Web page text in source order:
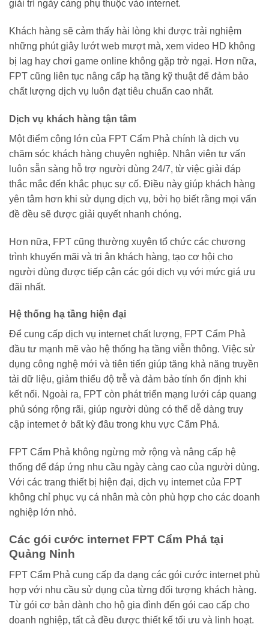
giải trí ngày càng phụ thuộc vào internet.
Khách hàng sẽ cảm thấy hài lòng khi được trải nghiệm
những phút giây lướt web mượt mà, xem video HD không
bị lag hay chơi game online không gặp trở ngại. Hơn nữa,
FPT cũng liên tục nâng cấp hạ tầng kỹ thuật để đảm bảo
chất lượng dịch vụ luôn đạt tiêu chuẩn cao nhất.
Dịch vụ khách hàng tận tâm
Một điểm cộng lớn của FPT Cẩm Phả chính là dịch vụ
chăm sóc khách hàng chuyên nghiệp. Nhân viên tư vấn
luôn sẵn sàng hỗ trợ người dùng 24/7, từ việc giải đáp
thắc mắc đến khắc phục sự cố. Điều này giúp khách hàng
yên tâm hơn khi sử dụng dịch vụ, bởi họ biết rằng mọi vấn
đề đều sẽ được giải quyết nhanh chóng.
Hơn nữa, FPT cũng thường xuyên tổ chức các chương
trình khuyến mãi và tri ân khách hàng, tạo cơ hội cho
người dùng được tiếp cận các gói dịch vụ với mức giá ưu
đãi nhất.
Hệ thống hạ tầng hiện đại
Để cung cấp dịch vụ internet chất lượng, FPT Cẩm Phả
đầu tư mạnh mẽ vào hệ thống hạ tầng viễn thông. Việc sử
dụng công nghệ mới và tiên tiến giúp tăng khả năng truyền
tải dữ liệu, giảm thiểu độ trễ và đảm bảo tính ổn định khi
kết nối. Ngoài ra, FPT còn phát triển mạng lưới cáp quang
phủ sóng rộng rãi, giúp người dùng có thể dễ dàng truy
cập internet ở bất kỳ đâu trong khu vực Cẩm Phả.
FPT Cẩm Phả không ngừng mở rộng và nâng cấp hệ
thống để đáp ứng nhu cầu ngày càng cao của người dùng.
Với các trang thiết bị hiện đại, dịch vụ internet của FPT
không chỉ phục vụ cá nhân mà còn phù hợp cho các doanh
nghiệp lớn nhỏ.
Các gói cước internet FPT Cẩm Phả tại
Quảng Ninh
FPT Cẩm Phả cung cấp đa dạng các gói cước internet phù
hợp với nhu cầu sử dụng của từng đối tượng khách hàng.
Từ gói cơ bản dành cho hộ gia đình đến gói cao cấp cho
doanh nghiệp, tất cả đều được thiết kế tối ưu và linh hoạt.